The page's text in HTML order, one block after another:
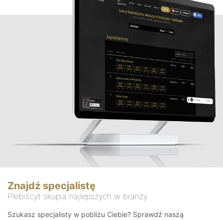
Znajdź specjalistę
Plebiscyt skupia najlepszych w branży
Szukasz specjalisty w pobliżu Ciebie? Sprawdź naszą